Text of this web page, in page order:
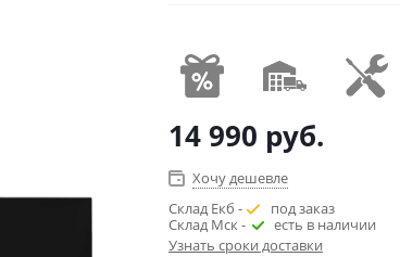
14 990 руб.
Хочу дешевле
Склад Екб -
под заказ
Склад Мск -
есть в наличии
Узнать сроки доставки